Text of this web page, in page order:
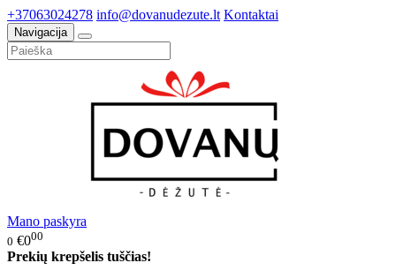
+37063024278 info@dovanudezute.lt Kontaktai
Navigacija
Mano paskyra
0 €000
Prekių krepšelis tuščias!